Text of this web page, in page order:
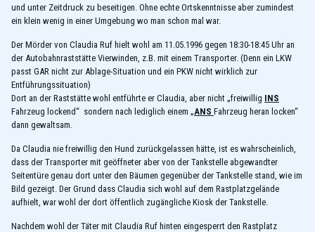
und unter Zeitdruck zu beseitigen. Ohne echte Ortskenntnisse aber zumindest
ein klein wenig in einer Umgebung wo man schon mal war.
Der Mörder von Claudia Ruf hielt wohl am 11.05.1996 gegen 18:30-18:45 Uhr an
der Autobahnraststätte Vierwinden, z.B. mit einem Transporter. (Denn ein LKW
passt GAR nicht zur Ablage-Situation und ein PKW nicht wirklich zur
Entführungssituation)
Dort an der Raststätte wohl entführte er Claudia, aber nicht „freiwillig INS
Fahrzeug lockend“ sondern nach lediglich einem „ANS Fahrzeug heran locken“
dann gewaltsam.
Da Claudia nie freiwillig den Hund zurückgelassen hätte, ist es wahrscheinlich,
dass der Transporter mit geöffneter aber von der Tankstelle abgewandter
Seitentüre genau dort unter den Bäumen gegenüber der Tankstelle stand, wie im
Bild gezeigt. Der Grund dass Claudia sich wohl auf dem Rastplatzgelände
aufhielt, war wohl der dort öffentlich zugängliche Kiosk der Tankstelle.
Nachdem wohl der Täter mit Claudia Ruf hinten eingesperrt den Rastplatz